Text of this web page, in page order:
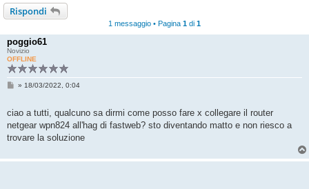
Rispondi
1 messaggio • Pagina 1 di 1
poggio61
Novizio
OFFLINE
M
a
g
i
» 18/03/2022, 0:04
ciao a tutti, qualcuno sa dirmi come posso fare x collegare il router
netgear wpn824 all'hag di fastweb? sto diventando matto e non riesco a
trovare la soluzione